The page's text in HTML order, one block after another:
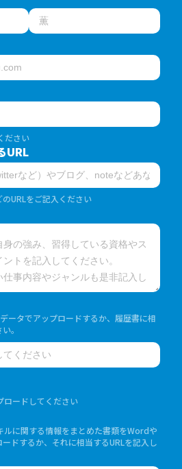
ださい
URL
URLをご記入ください
ータでアップロードするか、履歴書に相
。
ロードしてください
ルに関する情報をまとめた書類をWordや
ドするか、それに相当するURLを記入し